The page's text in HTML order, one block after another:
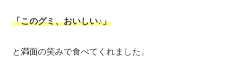
「このグミ、おいしい♪」
と満面の笑みで食べてくれました。